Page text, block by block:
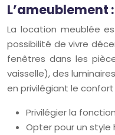
La location meublée
possibilité de vivre
fenêtres dans les
vaisselle), des
en privilégiant le
Privilégier la
Opter pour un